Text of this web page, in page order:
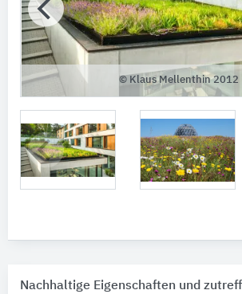
© Klaus Mellenthin 2012
Nachhaltige Eigenschaften und